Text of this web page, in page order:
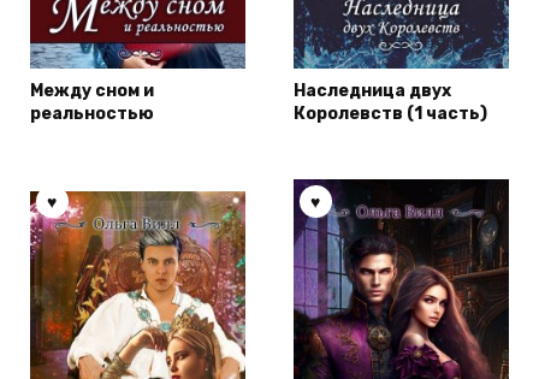
Между сном и
реальностью
Наследница двух
Королевств (1 часть)